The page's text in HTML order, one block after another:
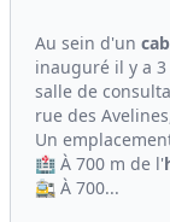
Au sein d'un
inauguré il y a
salle de
rue des
Un
🏥 À 700 m de l'
🚉 À 700...